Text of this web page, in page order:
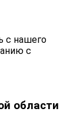
с нашего
с
области